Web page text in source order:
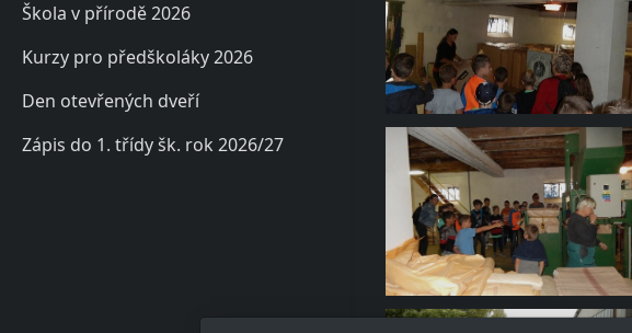
Škola v přírodě 2026
Kurzy pro předškoláky 2026
Den otevřených dveří
Zápis do 1. třídy šk. rok 2026/27